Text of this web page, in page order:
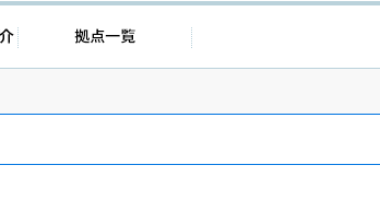
キャリアアドバイザー紹介 拠点一覧